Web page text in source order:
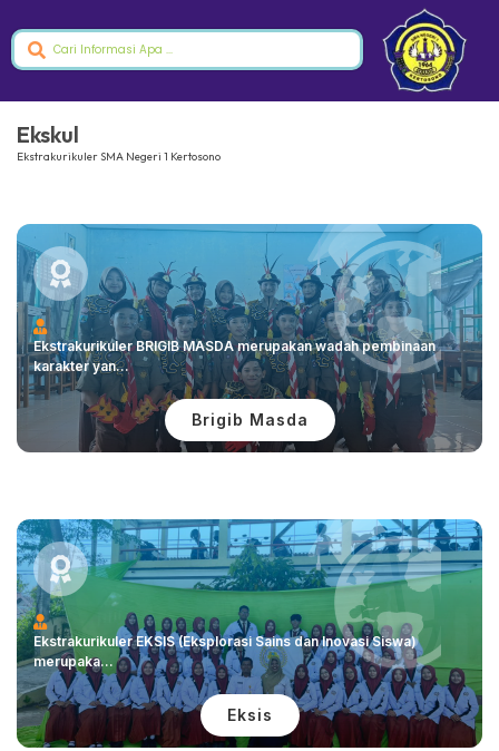
Ekskul
Ekstrakurikuler SMA Negeri 1 Kertosono
Ekstrakurikuler BRIGIB MASDA merupakan wadah pembinaan
karakter yan...
Brigib Masda
Ekstrakurikuler EKSIS (Eksplorasi Sains dan Inovasi Siswa)
merupaka...
Eksis